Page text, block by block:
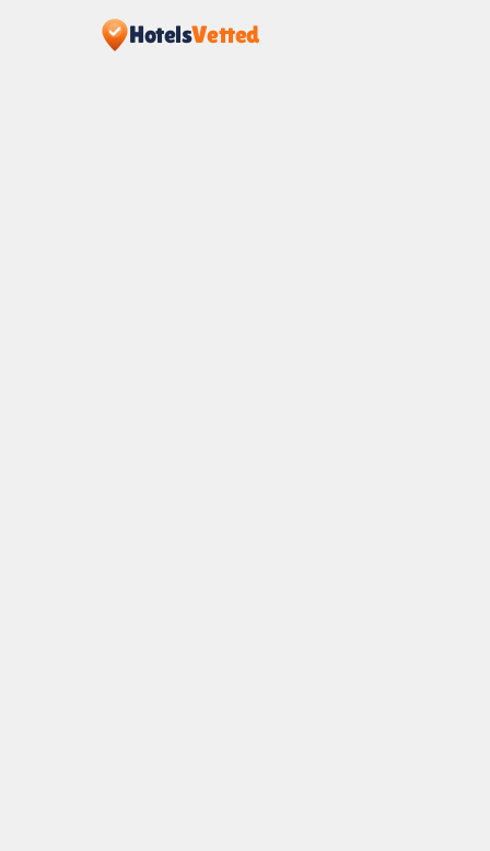
HotelsVetted